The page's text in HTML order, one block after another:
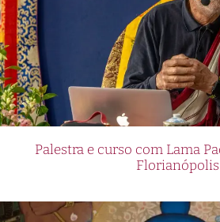
Palestra e curso com Lama
Florianópolis